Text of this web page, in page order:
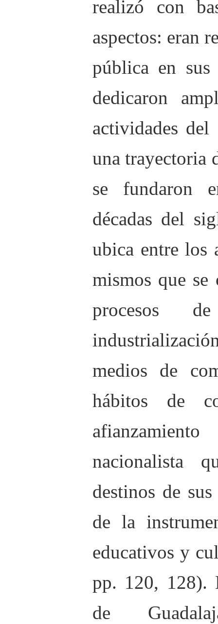
realizó con
aspectos: eran
pública en sus
dedicaron
actividades
una trayectoria
se fundaron
décadas del
ubica entre los
mismos que se
procesos
medios de
hábitos de
nacionalista
destinos de
de la
educativos y
pp. 120, 128).
de